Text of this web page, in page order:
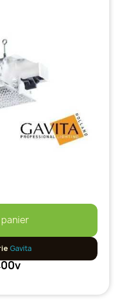
Gavita